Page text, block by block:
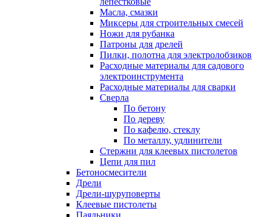
Масла, смазки
Миксеры для строительных смесей
Ножи для рубанка
Патроны для дрелей
Пилки, полотна для электролобзиков
Расходные материалы для садового
электроинструмента
Расходные материалы для сварки
Сверла
По бетону
По дереву
По кафелю, стеклу
По металлу, удлинители
Стержни для клеевых пистолетов
Цепи для пил
Бетоносмесители
Дрели
Дрели-шуруповерты
Клеевые пистолеты
Паяльники